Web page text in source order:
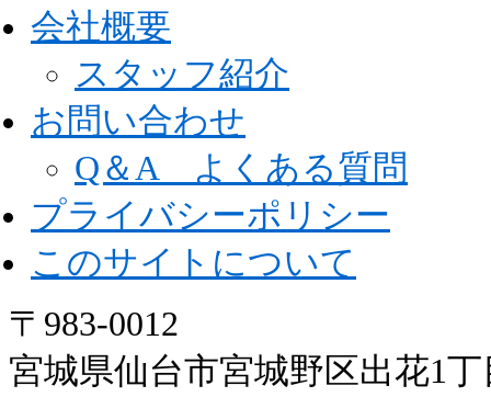
会社概要
スタッフ紹介
お問い合わせ
Q＆A よくある質問
プライバシーポリシー
このサイトについて
〒983-0012
宮城県仙台市宮城野区出花1